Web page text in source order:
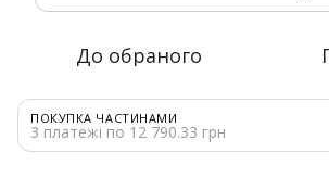
До обраного
ПОКУПКА ЧАСТИНАМИ
3 платежі по 12 790.33 грн